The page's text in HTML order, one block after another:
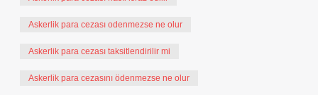
Askerlik para cezası odenmezse ne olur
Askerlik para cezası taksitlendirilir mi
Askerlik para cezasını ödenmezse ne olur